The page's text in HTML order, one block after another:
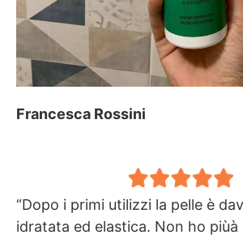
Francesca Rossini
“Dopo i primi utilizzi la pelle è
idratata ed elastica. Non ho piùà